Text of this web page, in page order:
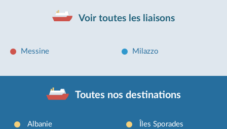
Voir toutes les liaisons
Messine Milazzo
Toutes nos destinations
Albanie
Îles Sporades